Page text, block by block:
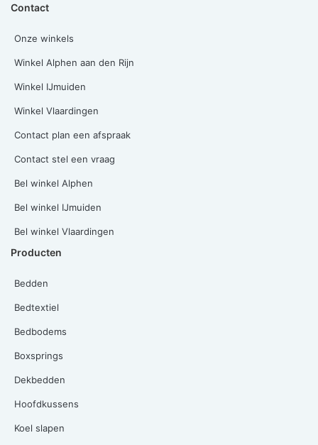
Contact
Onze winkels
Winkel Alphen aan den Rijn
Winkel IJmuiden
Winkel Vlaardingen
Contact plan een afspraak
Contact stel een vraag
Bel winkel Alphen
Bel winkel IJmuiden
Bel winkel Vlaardingen
Producten
Bedden
Bedtextiel
Bedbodems
Boxsprings
Dekbedden
Hoofdkussens
Koel slapen